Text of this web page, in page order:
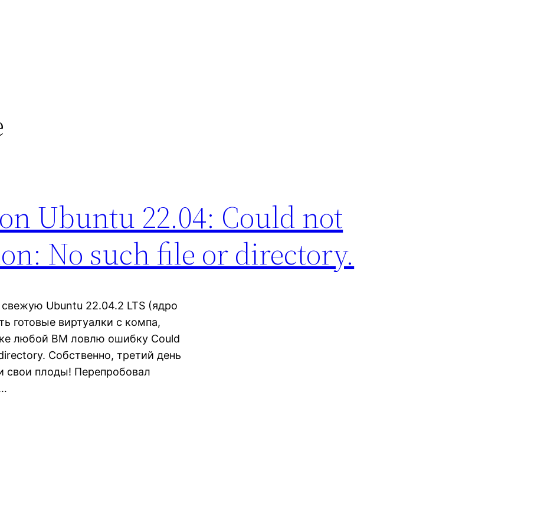
Ubuntu 22.04: Could not
No such file or directory.
Ubuntu 22.04.2 LTS (ядро
готовые виртуалки с компа,
любой ВМ ловлю ошибку Could
Собственно, третий день
свои плоды! Перепробовал